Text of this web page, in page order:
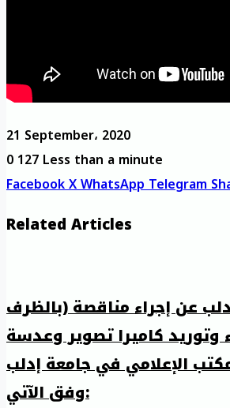
21 September، 2020
0127Less than a minute
FacebookXWhatsAppTelegram
Related Articles
عن إجراء مناقصة (بالظرف
وتوريد كاميرا تصوير وعدسة
الإعلامي في جامعة إدلب
وفق الآتي: